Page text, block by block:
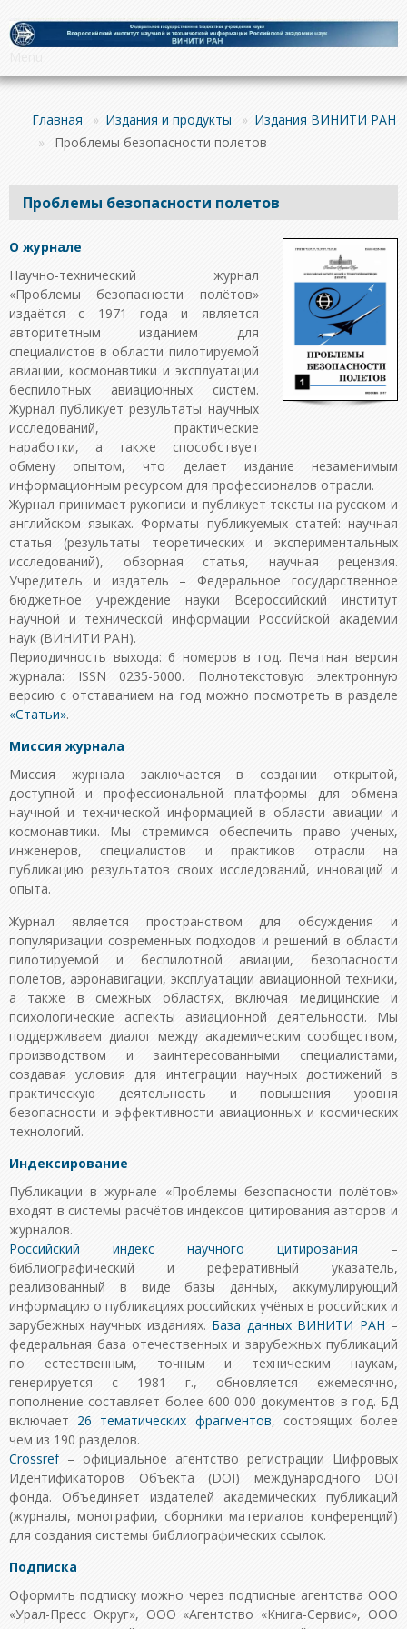
Главная » Издания и продукты » Издания ВИНИТИ РАН
»
Проблемы безопасности полетов
Проблемы безопасности полетов
О журнале
Научно-технический журнал
«Проблемы безопасности полётов»
издаётся с 1971 года и является
авторитетным изданием для
специалистов в области пилотируемой
авиации, космонавтики и эксплуатации
беспилотных авиационных систем.
Журнал публикует результаты научных
исследований, практические
наработки, а также способствует
обмену опытом, что делает издание незаменимым
информационным ресурсом для профессионалов отрасли.
Журнал принимает рукописи и публикует тексты на русском и
английском языках. Форматы публикуемых статей: научная
статья (результаты теоретических и экспериментальных
исследований), обзорная статья, научная рецензия.
Учредитель и издатель – Федеральное государственное
бюджетное учреждение науки Всероссийский институт
научной и технической информации Российской академии
наук (ВИНИТИ РАН).
Периодичность выхода: 6 номеров в год. Печатная версия
журнала: ISSN 0235-5000. Полнотекстовую электронную
версию с отставанием на год можно посмотреть в разделе
«Статьи».
Миссия журнала
Миссия журнала заключается в создании открытой,
доступной и профессиональной платформы для обмена
научной и технической информацией в области авиации и
космонавтики. Мы стремимся обеспечить право ученых,
инженеров, специалистов и практиков отрасли на
публикацию результатов своих исследований, инноваций и
опыта.
Журнал является пространством для обсуждения и
популяризации современных подходов и решений в области
пилотируемой и беспилотной авиации, безопасности
полетов, аэронавигации, эксплуатации авиационной техники,
а также в смежных областях, включая медицинские и
психологические аспекты авиационной деятельности. Мы
поддерживаем диалог между академическим сообществом,
производством и заинтересованными специалистами,
создавая условия для интеграции научных достижений в
практическую деятельность и повышения уровня
безопасности и эффективности авиационных и космических
технологий.
Индексирование
Публикации в журнале «Проблемы безопасности полётов»
входят в системы расчётов индексов цитирования авторов и
журналов.
Российский индекс научного цитирования –
библиографический и реферативный указатель,
реализованный в виде базы данных, аккумулирующий
информацию о публикациях российских учёных в российских и
зарубежных научных изданиях. База данных ВИНИТИ РАН –
федеральная база отечественных и зарубежных публикаций
по естественным, точным и техническим наукам,
генерируется с 1981 г., обновляется ежемесячно,
пополнение составляет более 600 000 документов в год. БД
включает 26 тематических фрагментов, состоящих более
чем из 190 разделов.
Crossref– официальное агентство регистрации Цифровых
Идентификаторов Объекта (DOI) международного DOI
фонда. Объединяет издателей академических публикаций
(журналы, монографии, сборники материалов конференций)
для создания системы библиографических ссылок.
Подписка
Оформить подписку можно через подписные агентства ООО
«Урал-Пресс Округ», ООО «Агентство «Книга-Сервис», ООО